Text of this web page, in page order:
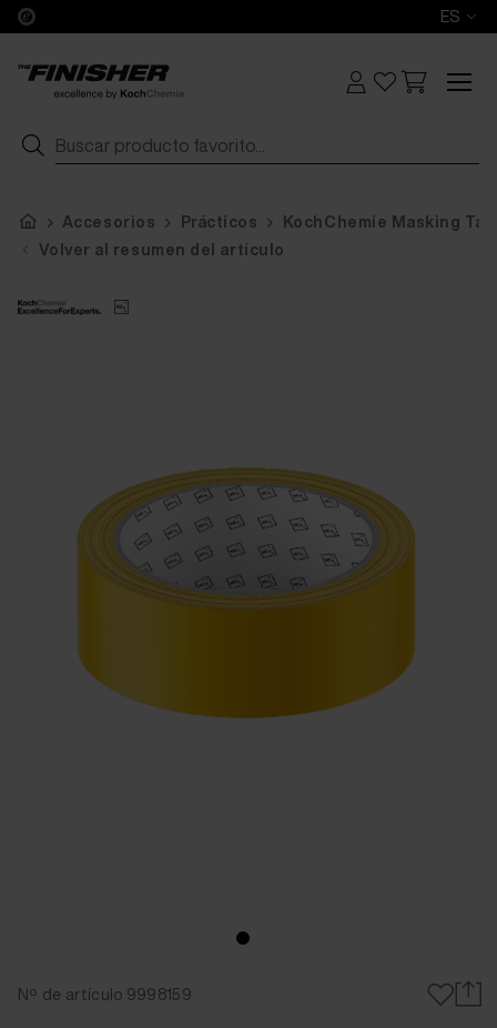
ES
Accesorios Prácticos
KochChemie Masking
Volver al resumen del artículo
Nº de artículo 9998159